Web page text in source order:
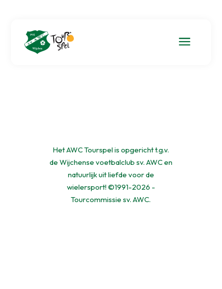
a
Het AWC Tourspel is opgericht t.g.v.
de Wijchense voetbalclub sv. AWC en
natuurlijk uit liefde voor de
wielersport! ©1991-2026 -
Tourcommissie sv. AWC.